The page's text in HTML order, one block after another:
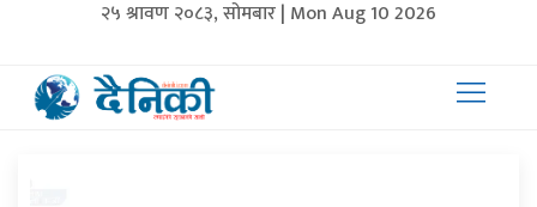
२५ श्रावण २०८३, सोमबार | Mon Aug 10 2026